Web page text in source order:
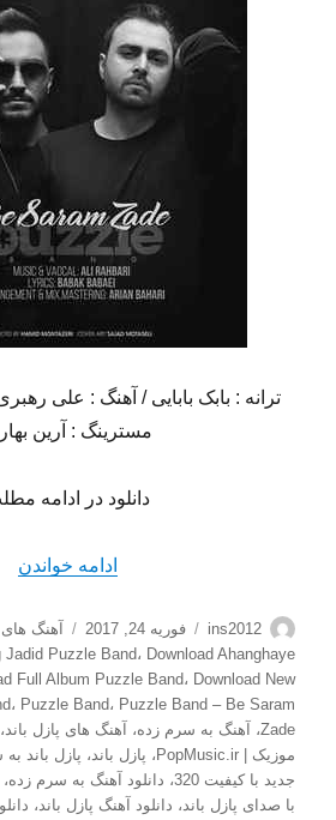
ترانه : بابک بابایی / آهنگ : علی
مسترینگ : آرین
دانلود در ادامه
ادامه خواندن
نویسنده
ins2012
ارسال
شده
در
فوریه 24, 2017 دسته‌ها
آهنگ
Jadid Puzzle Band، Download Ahanghaye
Full Album Puzzle Band، Download New
، Puzzle Band، Puzzle Band – Be Saram
Zade، آهنگ به سرم زده، آهنگ های پازل باند،
موزیک | PopMusic.ir
، پازل باند، پازل باند
جدید با کیفیت 320
، دانلود آهنگ به سرم زده،
با صدای پازل باند، دانلود آهنگ پازل باند،